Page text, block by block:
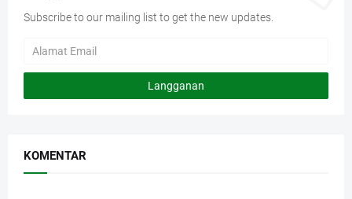
Subscribe to our mailing list to get the new updates.
KOMENTAR